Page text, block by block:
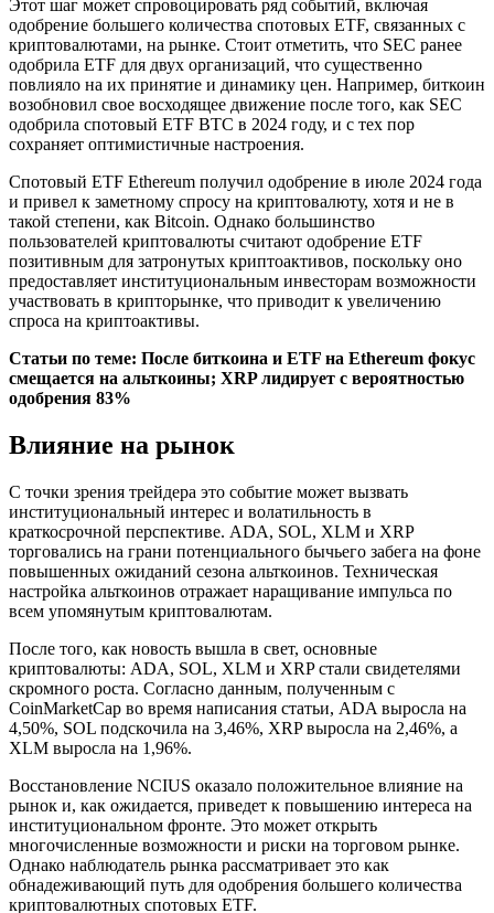
Этот шаг может спровоцировать ряд событий, включая
одобрение большего количества спотовых ETF, связанных с
криптовалютами, на рынке. Стоит отметить, что SEC ранее
одобрила ETF для двух организаций, что существенно
повлияло на их принятие и динамику цен. Например, биткоин
возобновил свое восходящее движение после того, как SEC
одобрила спотовый ETF BTC в 2024 году, и с тех пор
сохраняет оптимистичные настроения.
Спотовый ETF Ethereum получил одобрение в июле 2024 года
и привел к заметному спросу на криптовалюту, хотя и не в
такой степени, как Bitcoin. Однако большинство
пользователей криптовалюты считают одобрение ETF
позитивным для затронутых криптоактивов, поскольку оно
предоставляет институциональным инвесторам возможности
участвовать в крипторынке, что приводит к увеличению
спроса на криптоактивы.
Статьи по теме: После биткоина и ETF на Ethereum фокус
смещается на альткоины; XRP лидирует с вероятностью
одобрения 83%
Влияние на рынок
С точки зрения трейдера это событие может вызвать
институциональный интерес и волатильность в
краткосрочной перспективе. ADA, SOL, XLM и XRP
торговались на грани потенциального бычьего забега на фоне
повышенных ожиданий сезона альткоинов. Техническая
настройка альткоинов отражает наращивание импульса по
всем упомянутым криптовалютам.
После того, как новость вышла в свет, основные
криптовалюты: ADA, SOL, XLM и XRP стали свидетелями
скромного роста. Согласно данным, полученным с
CoinMarketCap во время написания статьи, ADA выросла на
4,50%, SOL подскочила на 3,46%, XRP выросла на 2,46%, а
XLM выросла на 1,96%.
Восстановление NCIUS оказало положительное влияние на
рынок и, как ожидается, приведет к повышению интереса на
институциональном фронте. Это может открыть
многочисленные возможности и риски на торговом рынке.
Однако наблюдатель рынка рассматривает это как
обнадеживающий путь для одобрения большего количества
криптовалютных спотовых ETF.